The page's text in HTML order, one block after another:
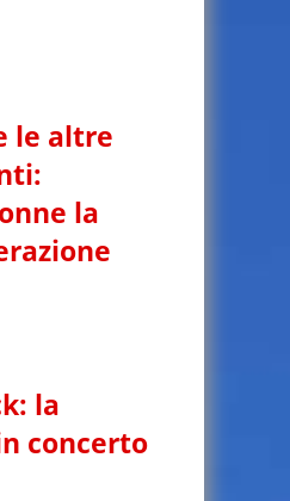
le altre
la
la
concerto